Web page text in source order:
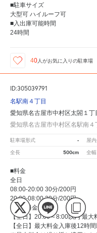
■駐車サイズ
大型可 ハイルーフ可
■入出庫可能時間
24時間
40 人がお気に入りの駐車場
ID:305039791
名駅南４丁目
愛知県名古屋市中村区太閤１丁
愛知県名古屋市中村区名駅南４
駐車場形式 - 屋
全長 500cm 全幅
■料金
全日
08:00-20:00 30分/200円
20:00-08:00 30分/200円
■上限料金
【全日】20:00～8:00以内 最大
【全日】最大料金入庫後12時